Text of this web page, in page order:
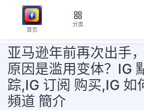
首页
分类
亚马逊年前再次出手
原因是滥用变体？IG
踪,IG 订阅 购买,IG 如
頻道 簡介